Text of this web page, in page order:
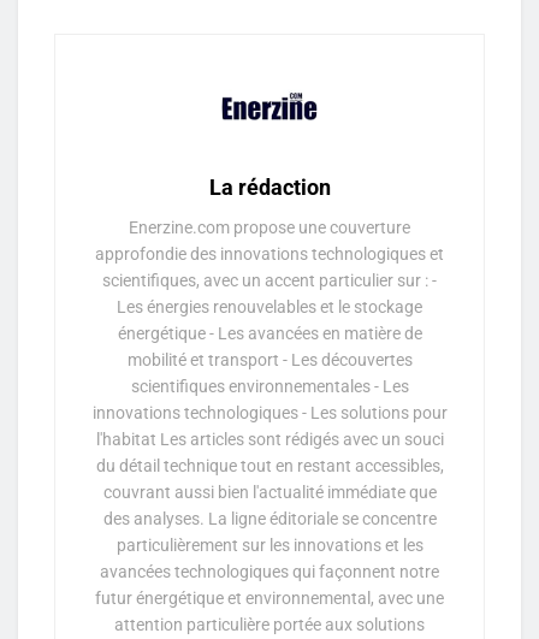
La rédaction
Enerzine.com propose une couverture
approfondie des innovations technologiques et
scientifiques, avec un accent particulier sur : -
Les énergies renouvelables et le stockage
énergétique - Les avancées en matière de
mobilité et transport - Les découvertes
scientifiques environnementales - Les
innovations technologiques - Les solutions pour
l'habitat Les articles sont rédigés avec un souci
du détail technique tout en restant accessibles,
couvrant aussi bien l'actualité immédiate que
des analyses. La ligne éditoriale se concentre
particulièrement sur les innovations et les
avancées technologiques qui façonnent notre
futur énergétique et environnemental, avec une
attention particulière portée aux solutions